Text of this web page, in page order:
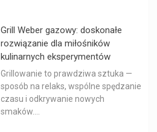
Grill Weber gazowy: doskonałe
rozwiązanie dla miłośników
kulinarnych eksperymentów
Grillowanie to prawdziwa sztuka —
sposób na relaks, wspólne spędzanie
czasu i odkrywanie nowych
smaków....